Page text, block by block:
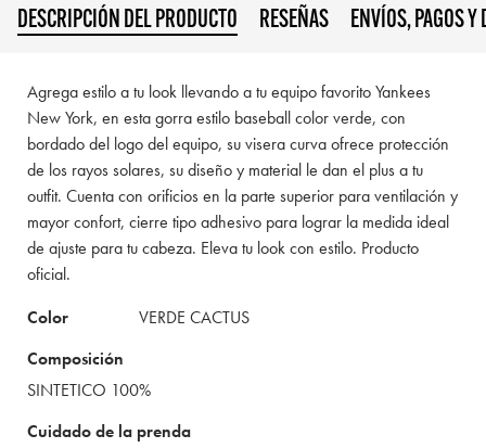
DESCRIPCIÓN DEL PRODUCTO RESEÑAS ENVÍOS, PAGOS Y
Agrega estilo a tu look llevando a tu equipo favorito Yankees
New York, en esta gorra estilo baseball color verde, con
bordado del logo del equipo, su visera curva ofrece protección
de los rayos solares, su diseño y material le dan el plus a tu
outfit. Cuenta con orificios en la parte superior para ventilación y
mayor confort, cierre tipo adhesivo para lograr la medida ideal
de ajuste para tu cabeza. Eleva tu look con estilo. Producto
oficial.
Color
VERDE CACTUS
Composición
SINTETICO 100%
Cuidado de la prenda